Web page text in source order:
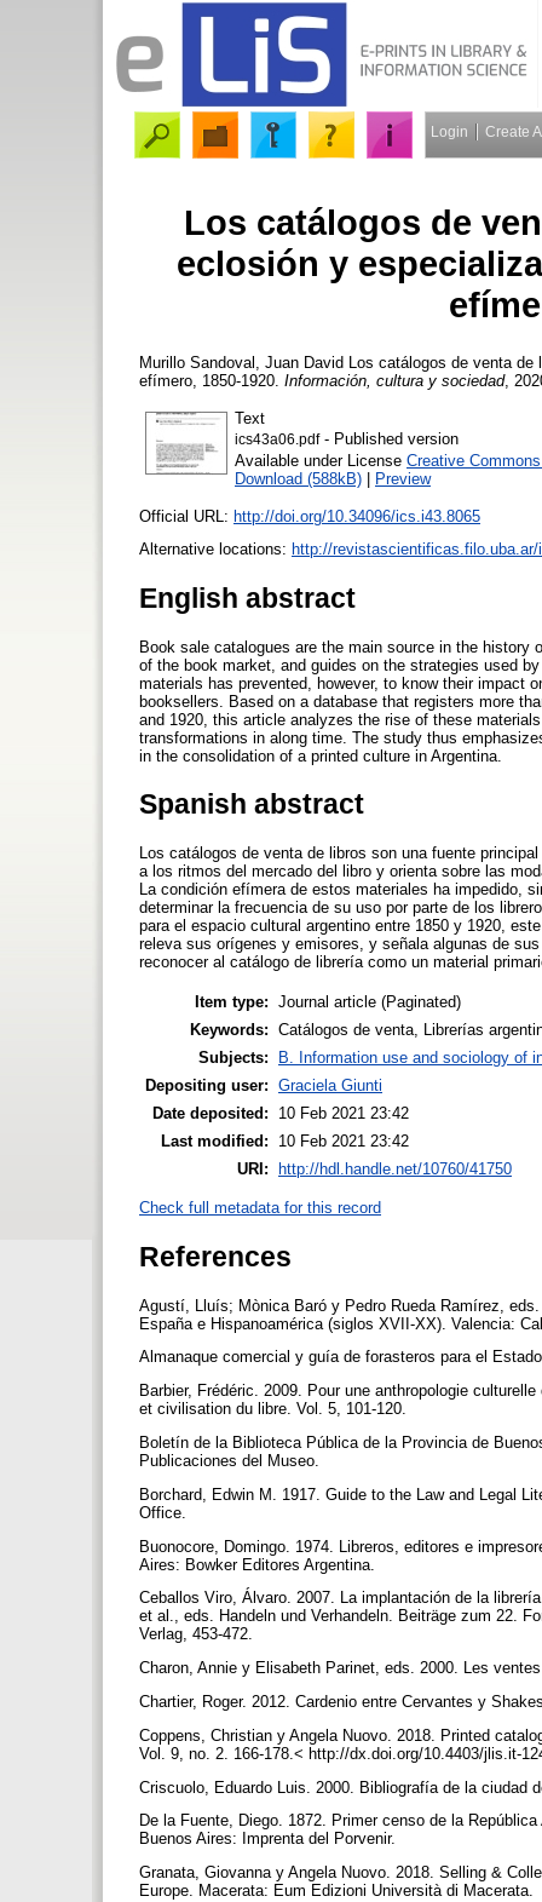
Login Create
Los catálogos de
eclosión y
Murillo Sandoval, Juan David Los catálogos de venta
efímero, 1850-1920. Información, cultura y sociedad,
Text
ics43a06.pdf- Published version
Available under License Creative
Download (588kB) | Preview
Official URL: http://doi.org/10.34096/ics.i43.8065
Alternative locations: http://
English abstract
Book sale catalogues are the main source in the
of the book market, and guides on the strategies used
materials has prevented, however, to know their impact
booksellers. Based on a database that registers more
and 1920, this article analyzes the rise of these
transformations in along time. The study thus
in the consolidation of a printed culture in Argentina.
Spanish abstract
Los catálogos de venta de libros son una fuente
a los ritmos del mercado del libro y orienta sobre las
La condición efímera de estos materiales ha impedido,
determinar la frecuencia de su uso por parte de los
para el espacio cultural argentino entre 1850 y 1920,
releva sus orígenes y emisores, y señala algunas de
reconocer al catálogo de librería como un material
Item type: Journal article (Paginated)
Keywords: Catálogos de venta, Librerías
Subjects:
B. Information use and sociology of
Depositing user: Graciela Giunti
Date deposited:
10 Feb 2021 23:42
Last modified:
10 Feb 2021 23:42
URI: http://hdl.handle.net/10760/41750
Check full metadata for this record
References
Agustí, Lluís; Mònica Baró y Pedro Rueda Ramírez,
España e Hispanoamérica (siglos XVII-XX). Valencia:
Almanaque comercial y guía de forasteros para el
Barbier, Frédéric. 2009. Pour une anthropologie
et civilisation du libre. Vol. 5, 101-120.
Boletín de la Biblioteca Pública de la Provincia de
Publicaciones del Museo.
Borchard, Edwin M. 1917. Guide to the Law and Legal
Office.
Buonocore, Domingo. 1974. Libreros, editores e
Aires: Bowker Editores Argentina.
Ceballos Viro, Álvaro. 2007. La implantación de la
et al., eds. Handeln und Verhandeln. Beiträge zum 22.
Verlag, 453-472.
Charon, Annie y Elisabeth Parinet, eds. 2000. Les
Chartier, Roger. 2012. Cardenio entre Cervantes y
Coppens, Christian y Angela Nuovo. 2018. Printed
Vol. 9, no. 2. 166-178.< http://dx.doi.org/10.4403/jlis.it-
Criscuolo, Eduardo Luis. 2000. Bibliografía de la
De la Fuente, Diego. 1872. Primer censo de la
Buenos Aires: Imprenta del Porvenir.
Granata, Giovanna y Angela Nuovo. 2018. Selling &
Europe. Macerata: Eum Edizioni Università di Macerata.